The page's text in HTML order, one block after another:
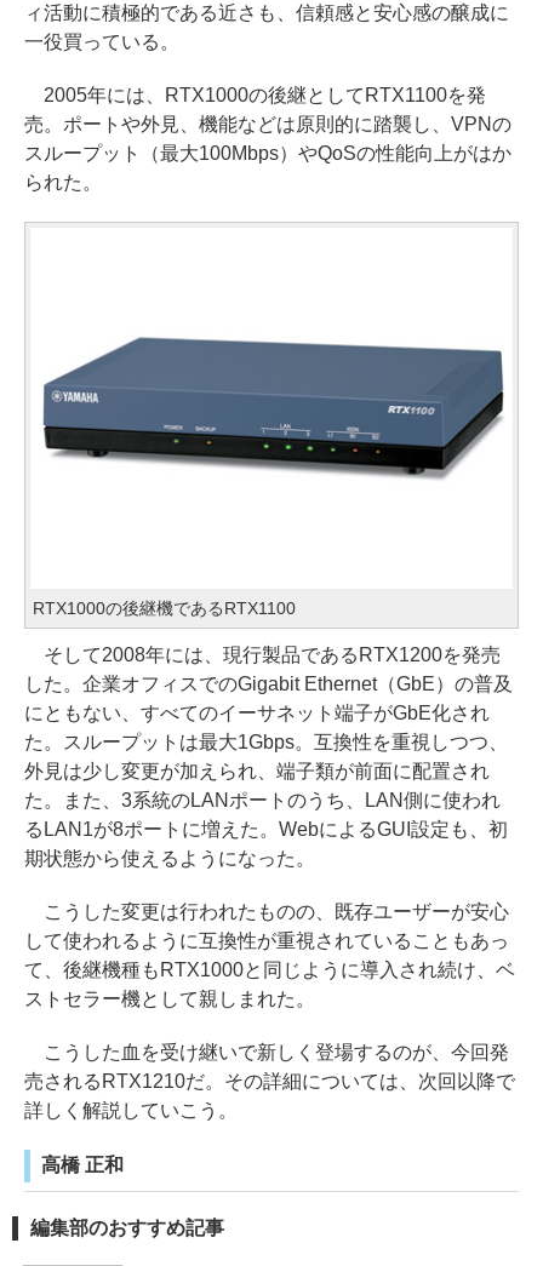
ィ活動に積極的である近さも、信頼感と安心感の醸成に
一役買っている。
2005年には、RTX1000の後継としてRTX1100を発
売。ポートや外見、機能などは原則的に踏襲し、VPNの
スループット（最大100Mbps）やQoSの性能向上がはか
られた。
RTX1000の後継機であるRTX1100
そして2008年には、現行製品であるRTX1200を発売
した。企業オフィスでのGigabit Ethernet（GbE）の普及
にともない、すべてのイーサネット端子がGbE化され
た。スループットは最大1Gbps。互換性を重視しつつ、
外見は少し変更が加えられ、端子類が前面に配置され
た。また、3系統のLANポートのうち、LAN側に使われ
るLAN1が8ポートに増えた。WebによるGUI設定も、初
期状態から使えるようになった。
こうした変更は行われたものの、既存ユーザーが安心
して使われるように互換性が重視されていることもあっ
て、後継機種もRTX1000と同じように導入され続け、ベ
ストセラー機として親しまれた。
こうした血を受け継いで新しく登場するのが、今回発
売されるRTX1210だ。その詳細については、次回以降で
詳しく解説していこう。
高橋 正和
編集部のおすすめ記事